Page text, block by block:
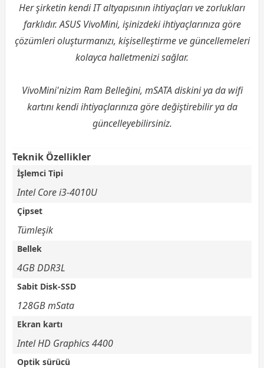
Her şirketin kendi IT altyapısının ihtiyaçları ve zorlukları
farklıdır. ASUS VivoMini, işinizdeki ihtiyaçlarınıza göre
çözümleri oluşturmanızı, kişiselleştirme ve güncellemeleri
kolayca halletmenizi sağlar.
VivoMini'nizim Ram Belleğini, mSATA diskini ya da wifi
kartını kendi ihtiyaçlarınıza göre değiştirebilir ya da
güncelleyebilirsiniz.
Teknik Özellikler
İşlemci Tipi
Intel Core i3-4010U
Çipset
Tümleşik
Bellek
4GB DDR3L
Sabit Disk-SSD
128GB mSata
Ekran kartı
Intel HD Graphics 4400
Optik sürücü